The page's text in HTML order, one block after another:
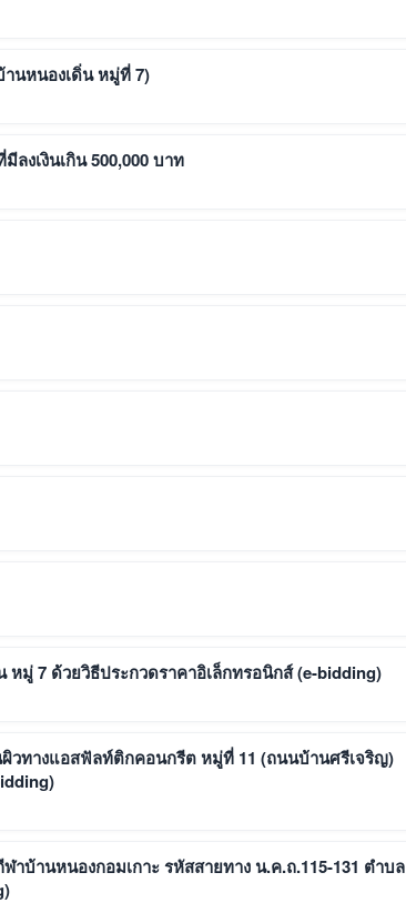
านหนองเดิ่น หมู่ที่ 7)
งเงินเกิน 500,000 บาท
หมู่ 7 ด้วยวิธีประกวดราคาอิเล็กทรอนิกส์ (e-bidding)
วทางแอสฟัลท์ติกคอนกรีต หมู่ที่ 11 (ถนนบ้านศรีเจริญ)
าบ้านหนองกอมเกาะ รหัสสายทาง น.ค.ถ.115-131 ตำบล